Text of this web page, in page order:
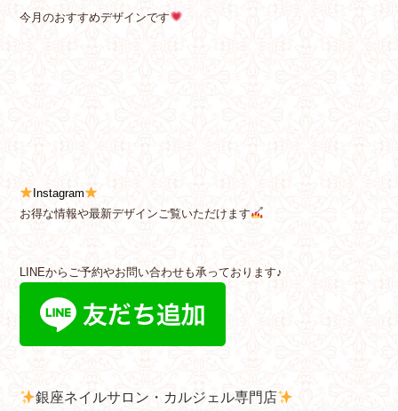
今月のおすすめデザインです
Instagram
お得な情報や最新デザインご覧いただけます
LINEからご予約やお問い合わせも承っております♪
銀座ネイルサロン・カルジェル専門店